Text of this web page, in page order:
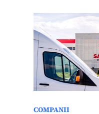
COMPANII